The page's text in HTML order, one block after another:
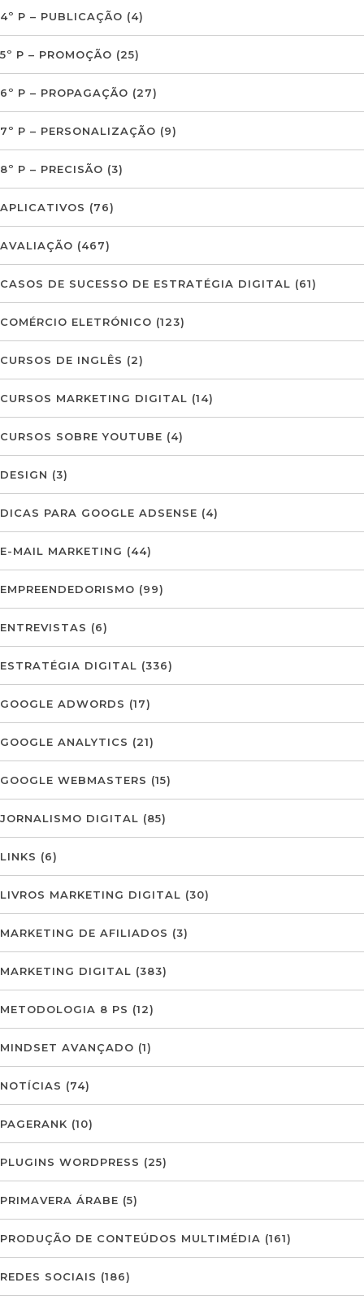
4º P – PUBLICAÇÃO (4)
5º P – PROMOÇÃO (25)
6º P – PROPAGAÇÃO (27)
7º P – PERSONALIZAÇÃO (9)
8º P – PRECISÃO (3)
APLICATIVOS (76)
AVALIAÇÃO (467)
CASOS DE SUCESSO DE ESTRATÉGIA DIGITAL (61)
COMÉRCIO ELETRÓNICO (123)
CURSOS DE INGLÊS (2)
CURSOS MARKETING DIGITAL (14)
CURSOS SOBRE YOUTUBE (4)
DESIGN (3)
DICAS PARA GOOGLE ADSENSE (4)
E-MAIL MARKETING (44)
EMPREENDEDORISMO (99)
ENTREVISTAS (6)
ESTRATÉGIA DIGITAL (336)
GOOGLE ADWORDS (17)
GOOGLE ANALYTICS (21)
GOOGLE WEBMASTERS (15)
JORNALISMO DIGITAL (85)
LINKS (6)
LIVROS MARKETING DIGITAL (30)
MARKETING DE AFILIADOS (3)
MARKETING DIGITAL (383)
METODOLOGIA 8 PS (12)
MINDSET AVANÇADO (1)
NOTÍCIAS (74)
PAGERANK (10)
PLUGINS WORDPRESS (25)
PRIMAVERA ÁRABE (5)
PRODUÇÃO DE CONTEÚDOS MULTIMÉDIA (161)
REDES SOCIAIS (186)